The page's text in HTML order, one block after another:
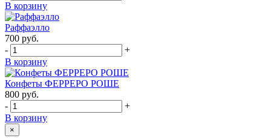
В корзину
Раффаэлло
700 руб.
-
+
В корзину
Конфеты ФЕРРЕРО РОШЕ
800 руб.
-
+
В корзину
×